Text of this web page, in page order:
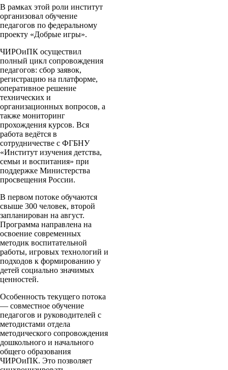
В рамках этой роли институт
организовал обучение
педагогов по федеральному
проекту «Добрые игры».
ЧИРОиПК осуществил
полный цикл сопровождения
педагогов: сбор заявок,
регистрацию на платформе,
оперативное решение
технических и
организационных вопросов, а
также мониторинг
прохождения курсов. Вся
работа ведётся в
сотрудничестве с ФГБНУ
«Институт изучения детства,
семьи и воспитания» при
поддержке Министерства
просвещения России.
В первом потоке обучаются
свыше 300 человек, второй
запланирован на август.
Программа направлена на
освоение современных
методик воспитательной
работы, игровых технологий и
подходов к формированию у
детей социально значимых
ценностей.
Особенность текущего потока
— совместное обучение
педагогов и руководителей с
методистами отдела
методического сопровождения
дошкольного и начального
общего образования
ЧИРОиПК. Это позволяет